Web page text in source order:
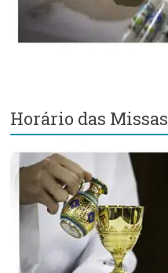
Setor
Horário das Missas